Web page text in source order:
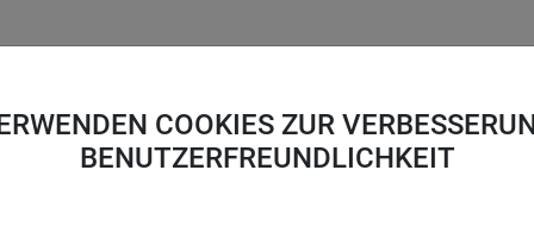
COOKIES ZUR
BENUTZERFREUNDLICHKEIT